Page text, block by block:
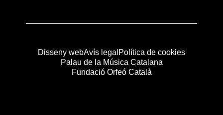
Disseny webAvís legal Política de cookies
Palau de la Música Catalana
Fundació Orfeó Català